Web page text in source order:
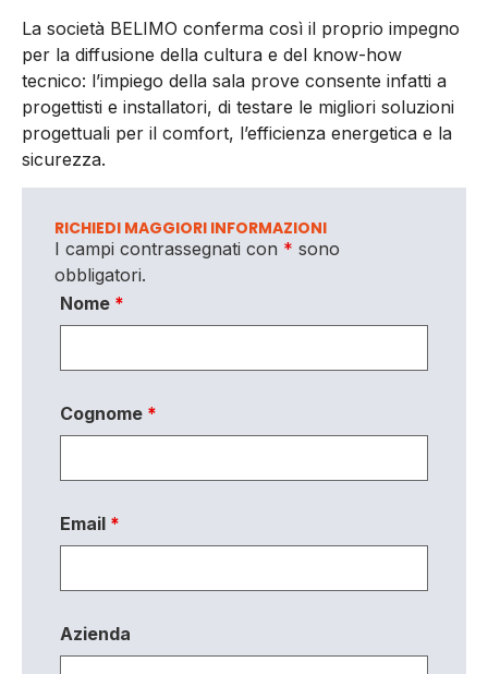
La società BELIMO conferma così il proprio impegno
per la diffusione della cultura e del know-how
tecnico: l’impiego della sala prove consente infatti a
progettisti e installatori, di testare le migliori soluzioni
progettuali per il comfort, l’efficienza energetica e la
sicurezza.
RICHIEDI MAGGIORI INFORMAZIONI
I campi contrassegnati con * sono
obbligatori.
Nome *
Cognome *
Email *
Azienda